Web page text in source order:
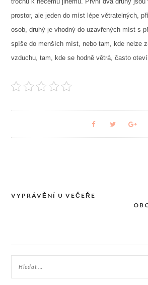
prostor, ale jeden do míst lépe větratelných,
osob, druhý je vhodný do uzavřených míst s
spíše do menších míst, nebo tam, kde nelze
vzduchu, tam, kde se hodně větrá, často
Navigace
VYPRÁVĚNÍ U VEČEŘE